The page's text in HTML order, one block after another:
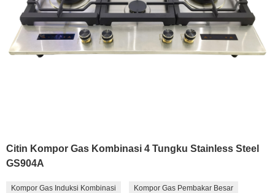
Citin Kompor Gas Kombinasi 4 Tungku Stainless Steel
GS904A
Kompor Gas Induksi Kombinasi Kompor Gas Pembakar Besar